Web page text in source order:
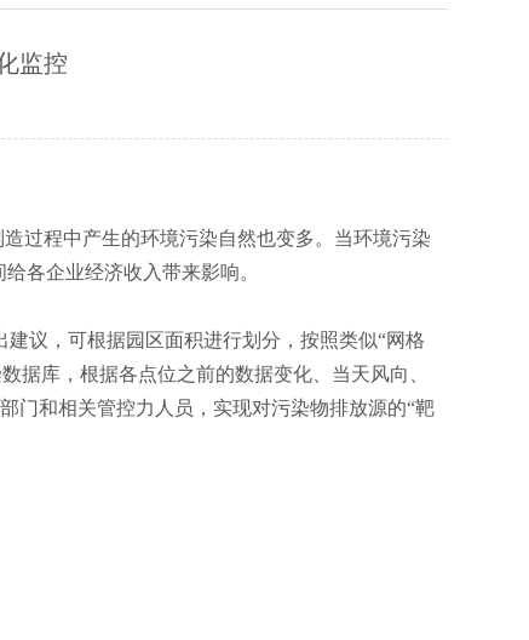
监控
制造过程中产生的环境污染自然也变多。当环境污染
各企业经济收入带来影响。
议，可根据园区面积进行划分，按照类似“网格
，根据各点位之前的数据变化、当天风向、
门和相关管控力人员，实现对污染物排放源的“靶